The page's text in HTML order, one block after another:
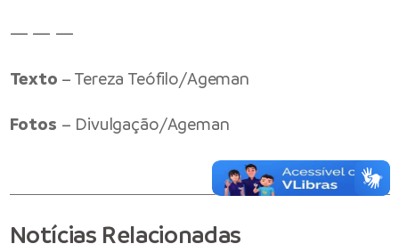
— — —
Texto – Tereza Teófilo/Ageman
Fotos – Divulgação/Ageman
Notícias Relacionadas